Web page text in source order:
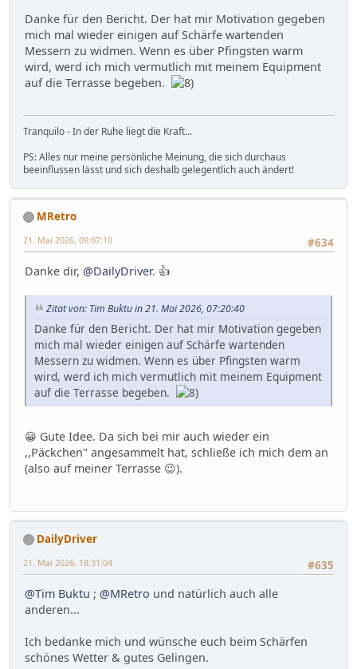
Danke für den Bericht. Der hat mir Motivation gegeben
mich mal wieder einigen auf Schärfe wartenden
Messern zu widmen. Wenn es über Pfingsten warm
wird, werd ich mich vermutlich mit meinem Equipment
auf die Terrasse begeben.
Tranquilo - In der Ruhe liegt die Kraft...
PS: Alles nur meine persönliche Meinung, die sich durchaus
beeinflussen lässt und sich deshalb gelegentlich auch ändert!
MRetro
#634
21. Mai 2026, 09:07:10
Danke dir, @DailyDriver. 👍
Zitat von: Tim Buktu in 21. Mai 2026, 07:20:40
Danke für den Bericht. Der hat mir Motivation gegeben
mich mal wieder einigen auf Schärfe wartenden
Messern zu widmen. Wenn es über Pfingsten warm
wird, werd ich mich vermutlich mit meinem Equipment
auf die Terrasse begeben.
😀 Gute Idee. Da sich bei mir auch wieder ein
,,Päckchen" angesammelt hat, schließe ich mich dem an
(also auf meiner Terrasse 😉).
DailyDriver
#635
21. Mai 2026, 18:31:04
@Tim Buktu ; @MRetro und natürlich auch alle
anderen...
Ich bedanke mich und wünsche euch beim Schärfen
schönes Wetter & gutes Gelingen.